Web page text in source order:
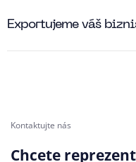
Exportujeme váš
Kontaktujte nás
Chcete